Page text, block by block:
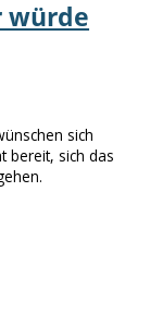
würde
sich
bereit, sich das